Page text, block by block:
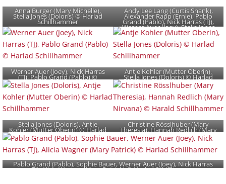
Anna Burger (Mary Michelle),
Stella Jones (Doloris) © Harlad
Schillhammer
Andy Lee Lang (Curtis Shank),
Alexander Rapp (Ernie), Pablo
Grand (Pablo), Nick Harras (TJ),
Werner Auer (Joey), Stella Jones
(Doloris) © Harlad Schillhammer
Werner Auer (Joey), Nick Harras
(TJ), Pablo Grand (Pablo) ©
Harlad Schillhammer
Antje Kohler (Mutter Oberin),
Stella Jones (Doloris) © Harlad
Schillhammer
Stella Jones (Doloris), Antje
Kohler (Mutter Oberin) © Harlad
Schillhammer
Christine Rösslhuber (Mary
Theresia), Hannah Redlich (Mary
Nirvana) © Harald Schillhammer
Pablo Grand (Pablo), Sophie Bauer, Werner Auer (Joey), Nick Harras
(TJ), Alicia Wagner (Mary Patrick) © Harlad Schillhammer